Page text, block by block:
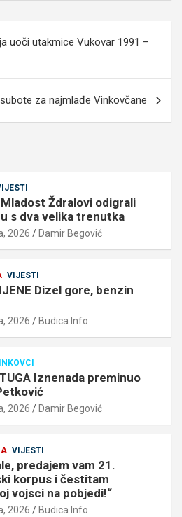
uoči utakmice Vukovar 1991 –
za najmlađe Vinkovčane
Mladost Ždralovi odigrali
s dva velika trenutka
2026 Damir Begović
VIJESTI
Dizel gore, benzin
2026 Budica Info
Iznenada preminuo
2026 Damir Begović
VIJESTI
predajem vam 21.
korpus i čestitam
vojsci na pobjedi!“
2026 Budica Info